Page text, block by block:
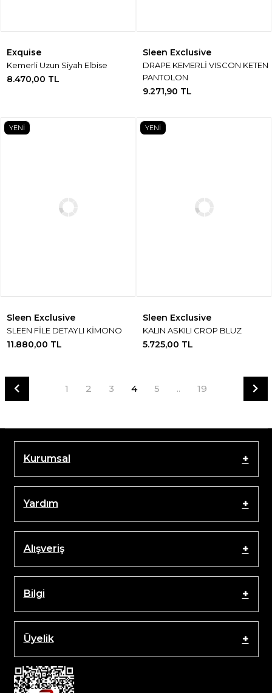
Exquise
Kemerli Uzun Siyah Elbise
8.470,00 TL
Sleen Exclusive
DRAPE KEMERLİ VISCON KETEN
PANTOLON
9.271,90 TL
YENİ
Sleen Exclusive
SLEEN FİLE DETAYLI KİMONO
11.880,00 TL
YENİ
Sleen Exclusive
KALIN ASKILI CROP BLUZ
5.725,00 TL
1 2 3 4 5 .. 19
Kurumsal
Yardım
Alışveriş
Bilgi
Üyelik